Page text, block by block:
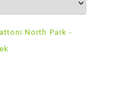
North Park -